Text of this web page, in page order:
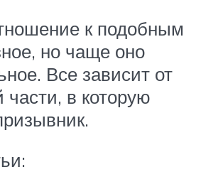
к подобным
но чаще оно
Все зависит от
части, в которую